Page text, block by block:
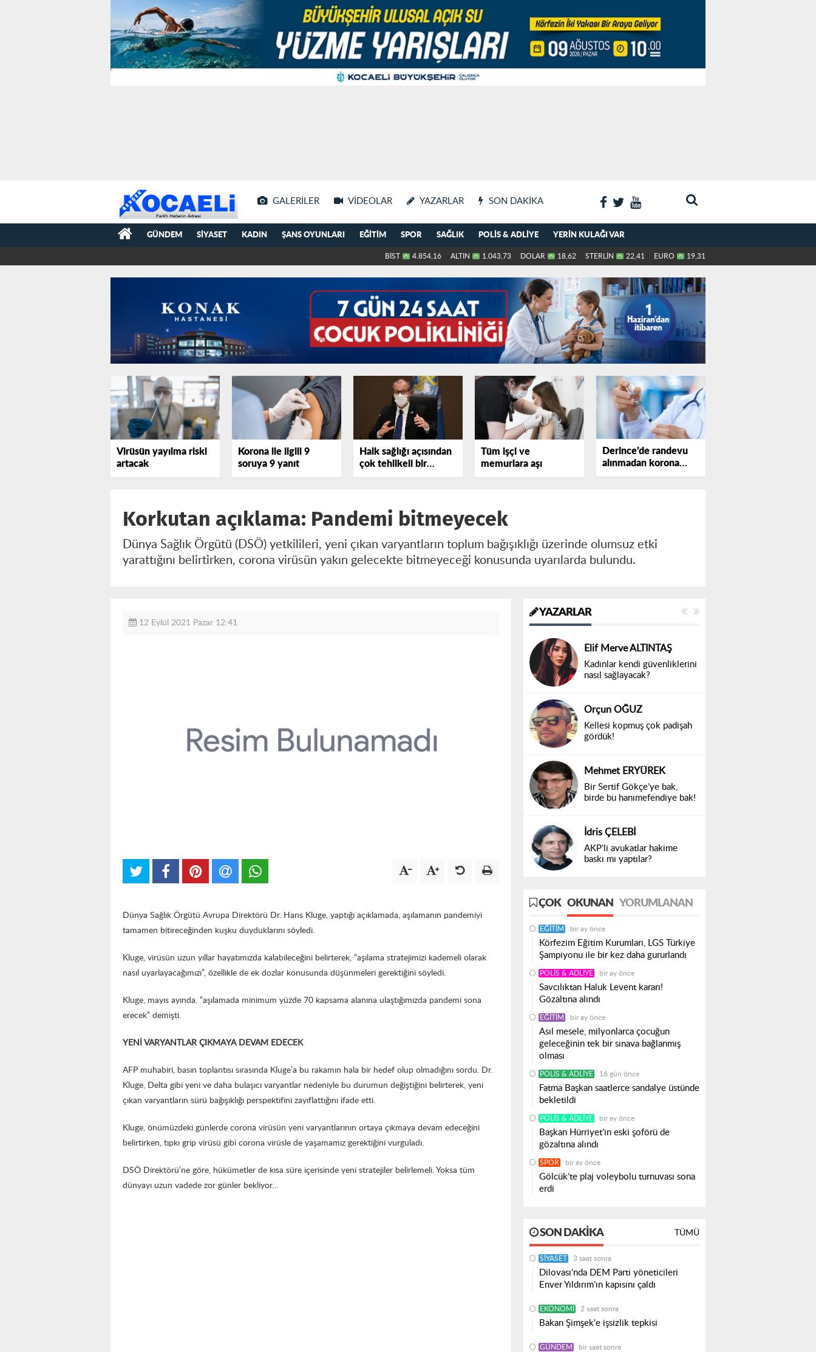
GALERILER VIDEOLAR YAZARLAR SON DAKIKA
GÜNDEM SIYASET KADIN ŞANS OYUNLARI EĞITIM SPOR SAĞLIK POLIS & ADLIYE YERIN KULAĞI VAR
BİST 4.854,16 ALTIN 1.043,73 DOLAR 18,62 STERLİN 22,41 EURO 19,31
Virüsün yayılma riski
artacak
Korona ile ilgili 9
soruya 9 yanıt
Halk sağlığı açısından
çok tehlikeli bir
dönemden geçiyoruz
Tüm işçi ve
memurlara aşı
Derince’de randevu
alınmadan korona
aşısı yapılacak
Korkutan açıklama: Pandemi bitmeyecek
Dünya Sağlık Örgütü (DSÖ) yetkilileri, yeni çıkan varyantların toplum bağışıklığı üzerinde olumsuz etki
yarattığını belirtirken, corona virüsün yakın gelecekte bitmeyeceği konusunda uyarılarda bulundu.
12 Eylül 2021 Pazar 12:41
Dünya Sağlık Örgütü Avrupa Direktörü Dr. Hans Kluge, yaptığı açıklamada, aşılamanın pandemiyi
tamamen bitireceğinden kuşku duyduklarını söyledi.
Kluge, virüsün uzun yıllar hayatımızda kalabileceğini belirterek, “aşılama stratejimizi kademeli olarak
nasıl uyarlayacağımızı”, özellikle de ek dozlar konusunda düşünmeleri gerektiğini söyledi.
Kluge, mayıs ayında, “aşılamada minimum yüzde 70 kapsama alanına ulaştığımızda pandemi sona
erecek” demişti.
YENİ VARYANTLAR ÇIKMAYA DEVAM EDECEK
AFP muhabiri, basın toplantısı sırasında Kluge’a bu rakamın hala bir hedef olup olmadığını sordu. Dr.
Kluge, Delta gibi yeni ve daha bulaşıcı varyantlar nedeniyle bu durumun değiştiğini belirterek, yeni
çıkan varyantların sürü bağışıklığı perspektifini zayıflattığını ifade etti.
Kluge, önümüzdeki günlerde corona virüsün yeni varyantlarının ortaya çıkmaya devam edeceğini
belirtirken, tıpkı grip virüsü gibi corona virüsle de yaşamamız gerektiğini vurguladı.
DSÖ Direktörü’ne göre, hükümetler de kısa süre içerisinde yeni stratejiler belirlemeli. Yoksa tüm
dünyayı uzun vadede zor günler bekliyor…
YAZARLAR
Elif Merve ALTINTAŞ
Kadınlar kendi güvenliklerini
nasıl sağlayacak?
Orçun OĞUZ
Kellesi kopmuş çok padişah
gördük!
Mehmet ERYÜREK
Bir Sertif Gökçe’ye bak,
birde bu hanımefendiye bak!
İdris ÇELEBİ
AKP’li avukatlar hakime
baskı mı yaptılar?
ÇOK OKUNAN YORUMLANAN
EĞITIM bir ay önce
Körfezim Eğitim Kurumları, LGS Türkiye
Şampiyonu ile bir kez daha gururlandı
POLIS & ADLIYE bir ay önce
Savcılıktan Haluk Levent kararı!
Gözaltına alındı
EĞITIM bir ay önce
Asıl mesele, milyonlarca çocuğun
geleceğinin tek bir sınava bağlanmış
olması
POLIS & ADLIYE 16 gün önce
Fatma Başkan saatlerce sandalye üstünde
bekletildi
POLIS & ADLIYE bir ay önce
Başkan Hürriyet’in eski şoförü de
gözaltına alındı
SPOR bir ay önce
Gölcük’te plaj voleybolu turnuvası sona
erdi
SON DAKIKA TÜMÜ
SIYASET 3 saat sonra
Dilovası’nda DEM Parti yöneticileri
Enver Yıldırım’ın kapısını çaldı
EKONOMI 2 saat sonra
Bakan Şimşek'e işsizlik tepkisi
GÜNDEM bir saat sonra